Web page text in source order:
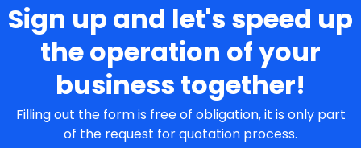
Sign up and let's speed up
the operation of your
business together!
Filling out the form is free of obligation, it is only part
of the request for quotation process.